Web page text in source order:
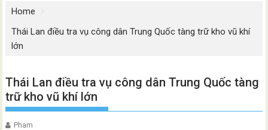
Home
Thái Lan điều tra vụ công dân Trung Quốc tàng trữ kho vũ khí
lớn
Thái Lan điều tra vụ công dân Trung Quốc tàng
trữ kho vũ khí lớn
Pham